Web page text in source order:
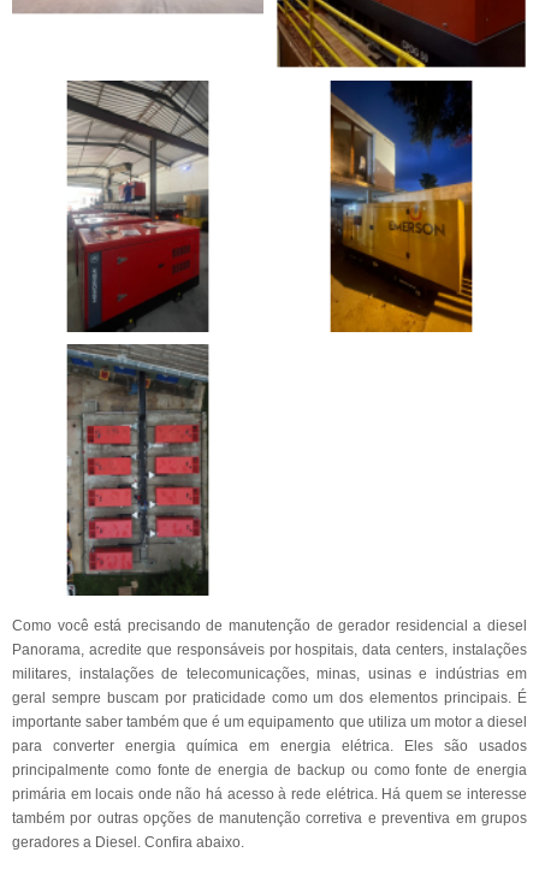
Como você está precisando de manutenção de gerador residencial a diesel
Panorama, acredite que responsáveis por hospitais, data centers, instalações
militares, instalações de telecomunicações, minas, usinas e indústrias em
geral sempre buscam por praticidade como um dos elementos principais. É
importante saber também que é um equipamento que utiliza um motor a diesel
para converter energia química em energia elétrica. Eles são usados
principalmente como fonte de energia de backup ou como fonte de energia
primária em locais onde não há acesso à rede elétrica. Há quem se interesse
também por outras opções de manutenção corretiva e preventiva em grupos
geradores a Diesel. Confira abaixo.